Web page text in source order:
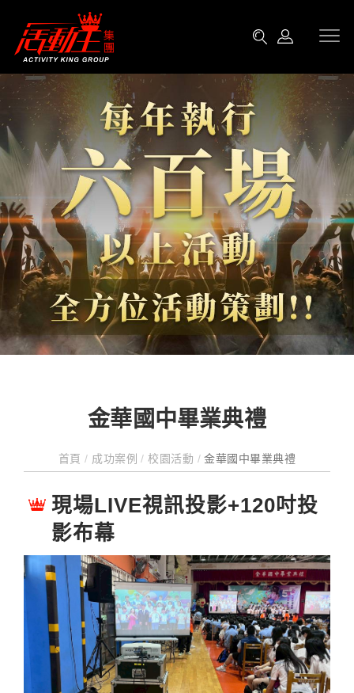
金華國中畢業典禮
首頁/ 成功案例/ 校園活動 / 金華國中畢業典禮
現場LIVE視訊投影+120吋投
影布幕